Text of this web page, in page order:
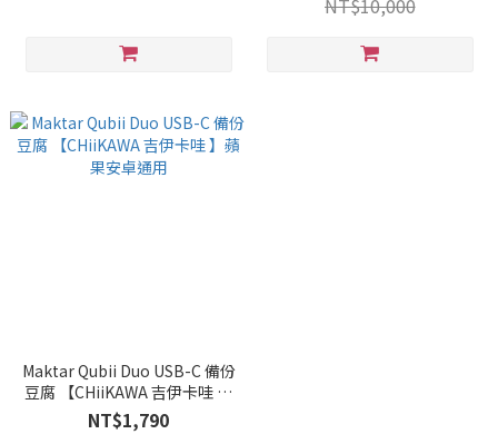
NT$10,000
Maktar Qubii Duo USB-C 備份
豆腐 【CHiiKAWA 吉伊卡哇 】
蘋果安卓通用
NT$1,790